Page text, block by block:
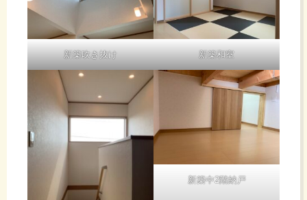
新築吹き抜け 新築和室
新築中2階納戸